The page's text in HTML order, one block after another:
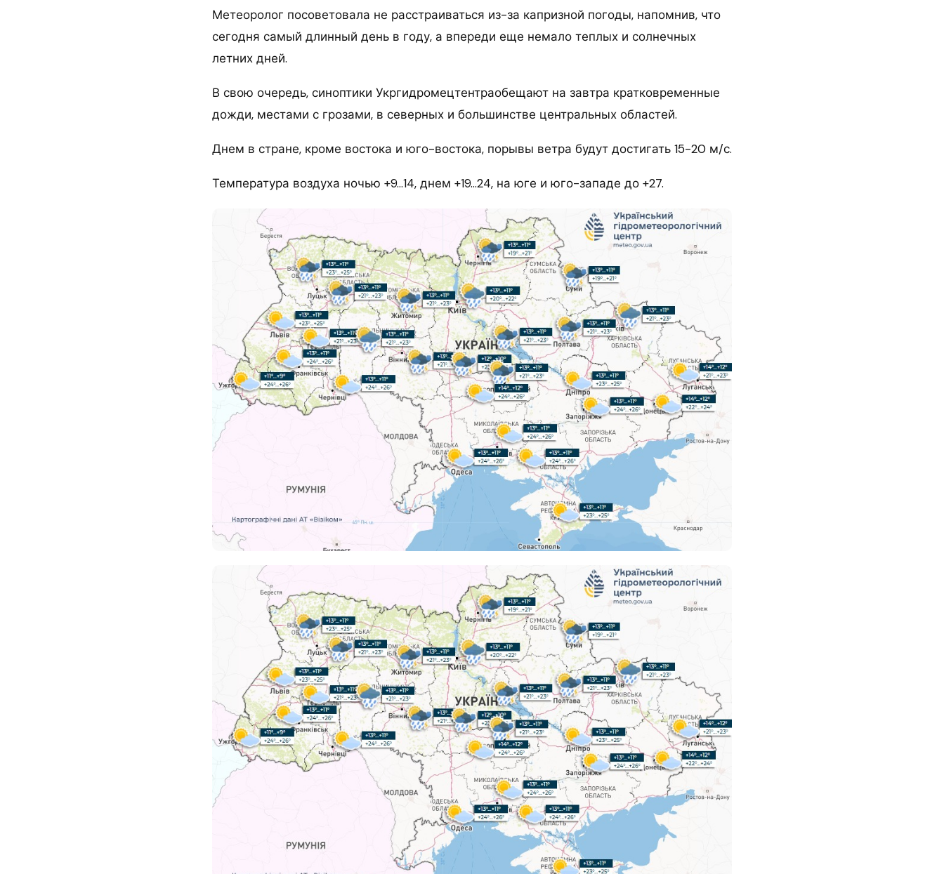
Метеоролог посоветовала не расстраиваться из-за капризной погоды, напомнив, что
сегодня самый длинный день в году, а впереди еще немало теплых и солнечных
летних дней.
В свою очередь, синоптики Укргидромецтентраобещают на завтра кратковременные
дожди, местами с грозами, в северных и большинстве центральных областей.
Днем в стране, кроме востока и юго-востока, порывы ветра будут достигать 15-20 м/с.
Температура воздуха ночью +9…14, днем +19…24, на юге и юго-западе до +27.